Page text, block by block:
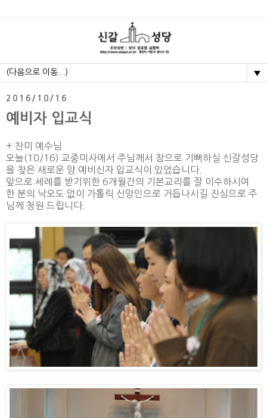
▼
2016/10/16
예비자 입교식
+ 찬미 예수님
오늘(10/16) 교중미사에서 주님께서 참으로 기뻐하실 신갈성당
을 찾은 새로운 양 예비신자 입교식이 있었습니다.
앞으로 세례를 받기위한 6개월간의 기본교리를 잘 이수하시여
한 분의 낙오도 없이 가톨릭 신앙인으로 거듭나시길 진심으로 주
님께 청원 드립니다.